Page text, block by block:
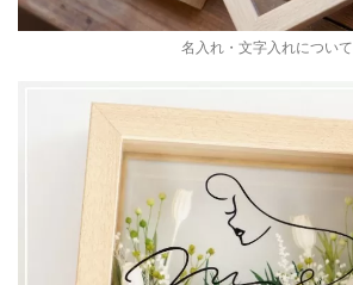
名入れ・文字入れについて